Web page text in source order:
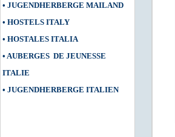
• JUGENDHERBERGE MAILAND
• HOSTELS ITALY
• HOSTALES ITALIA
• AUBERGES DE JEUNESSE
ITALIE
• JUGENDHERBERGE ITALIEN